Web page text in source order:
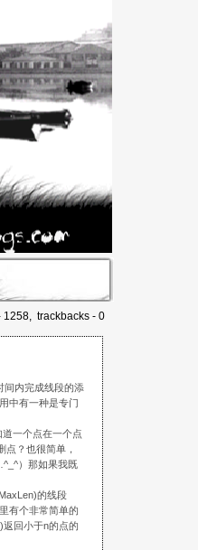
1258, trackbacks - 0
内完成线段的添
中有一种是专门
一个点在一个点
？也很简单，
）那如果我既
的线段
有个非常简单的
回小于n的点的